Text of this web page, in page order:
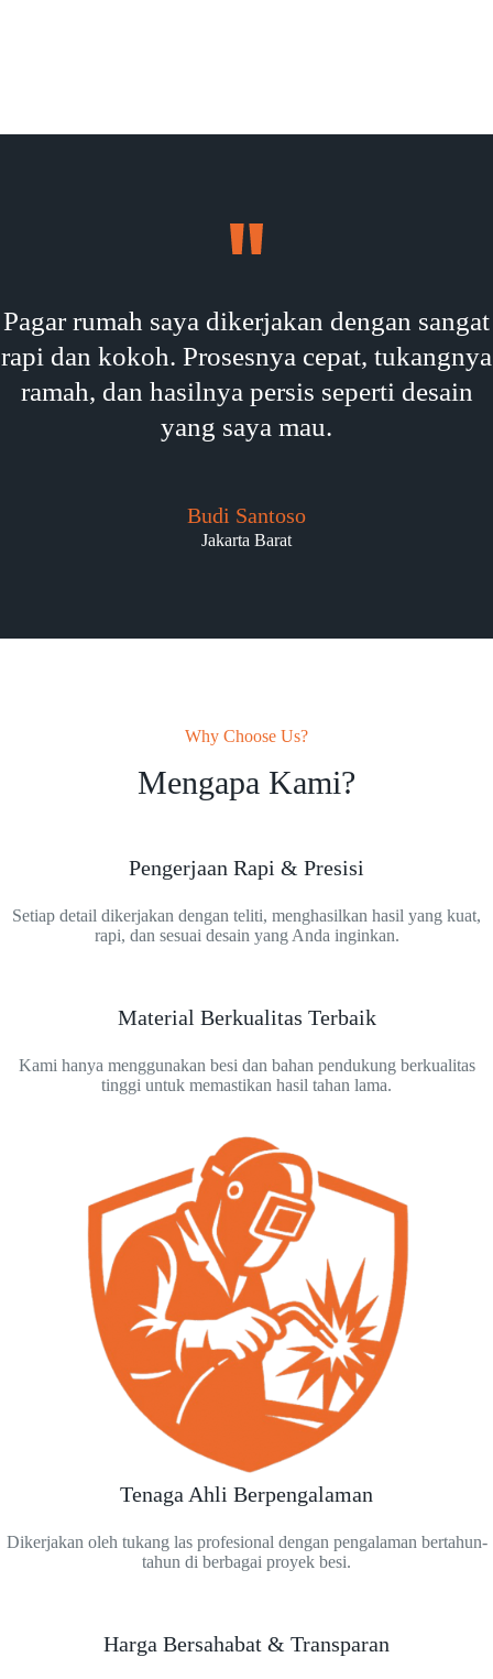
Pagar rumah saya dikerjakan dengan sangat
rapi dan kokoh. Prosesnya cepat, tukangnya
ramah, dan hasilnya persis seperti desain
yang saya mau.
Budi Santoso
Jakarta Barat
Why Choose Us?
Mengapa Kami?
Pengerjaan Rapi & Presisi
Setiap detail dikerjakan dengan teliti, menghasilkan hasil yang kuat,
rapi, dan sesuai desain yang Anda inginkan.
Material Berkualitas Terbaik
Kami hanya menggunakan besi dan bahan pendukung berkualitas
tinggi untuk memastikan hasil tahan lama.
Tenaga Ahli Berpengalaman
Dikerjakan oleh tukang las profesional dengan pengalaman bertahun-
tahun di berbagai proyek besi.
Harga Bersahabat & Transparan